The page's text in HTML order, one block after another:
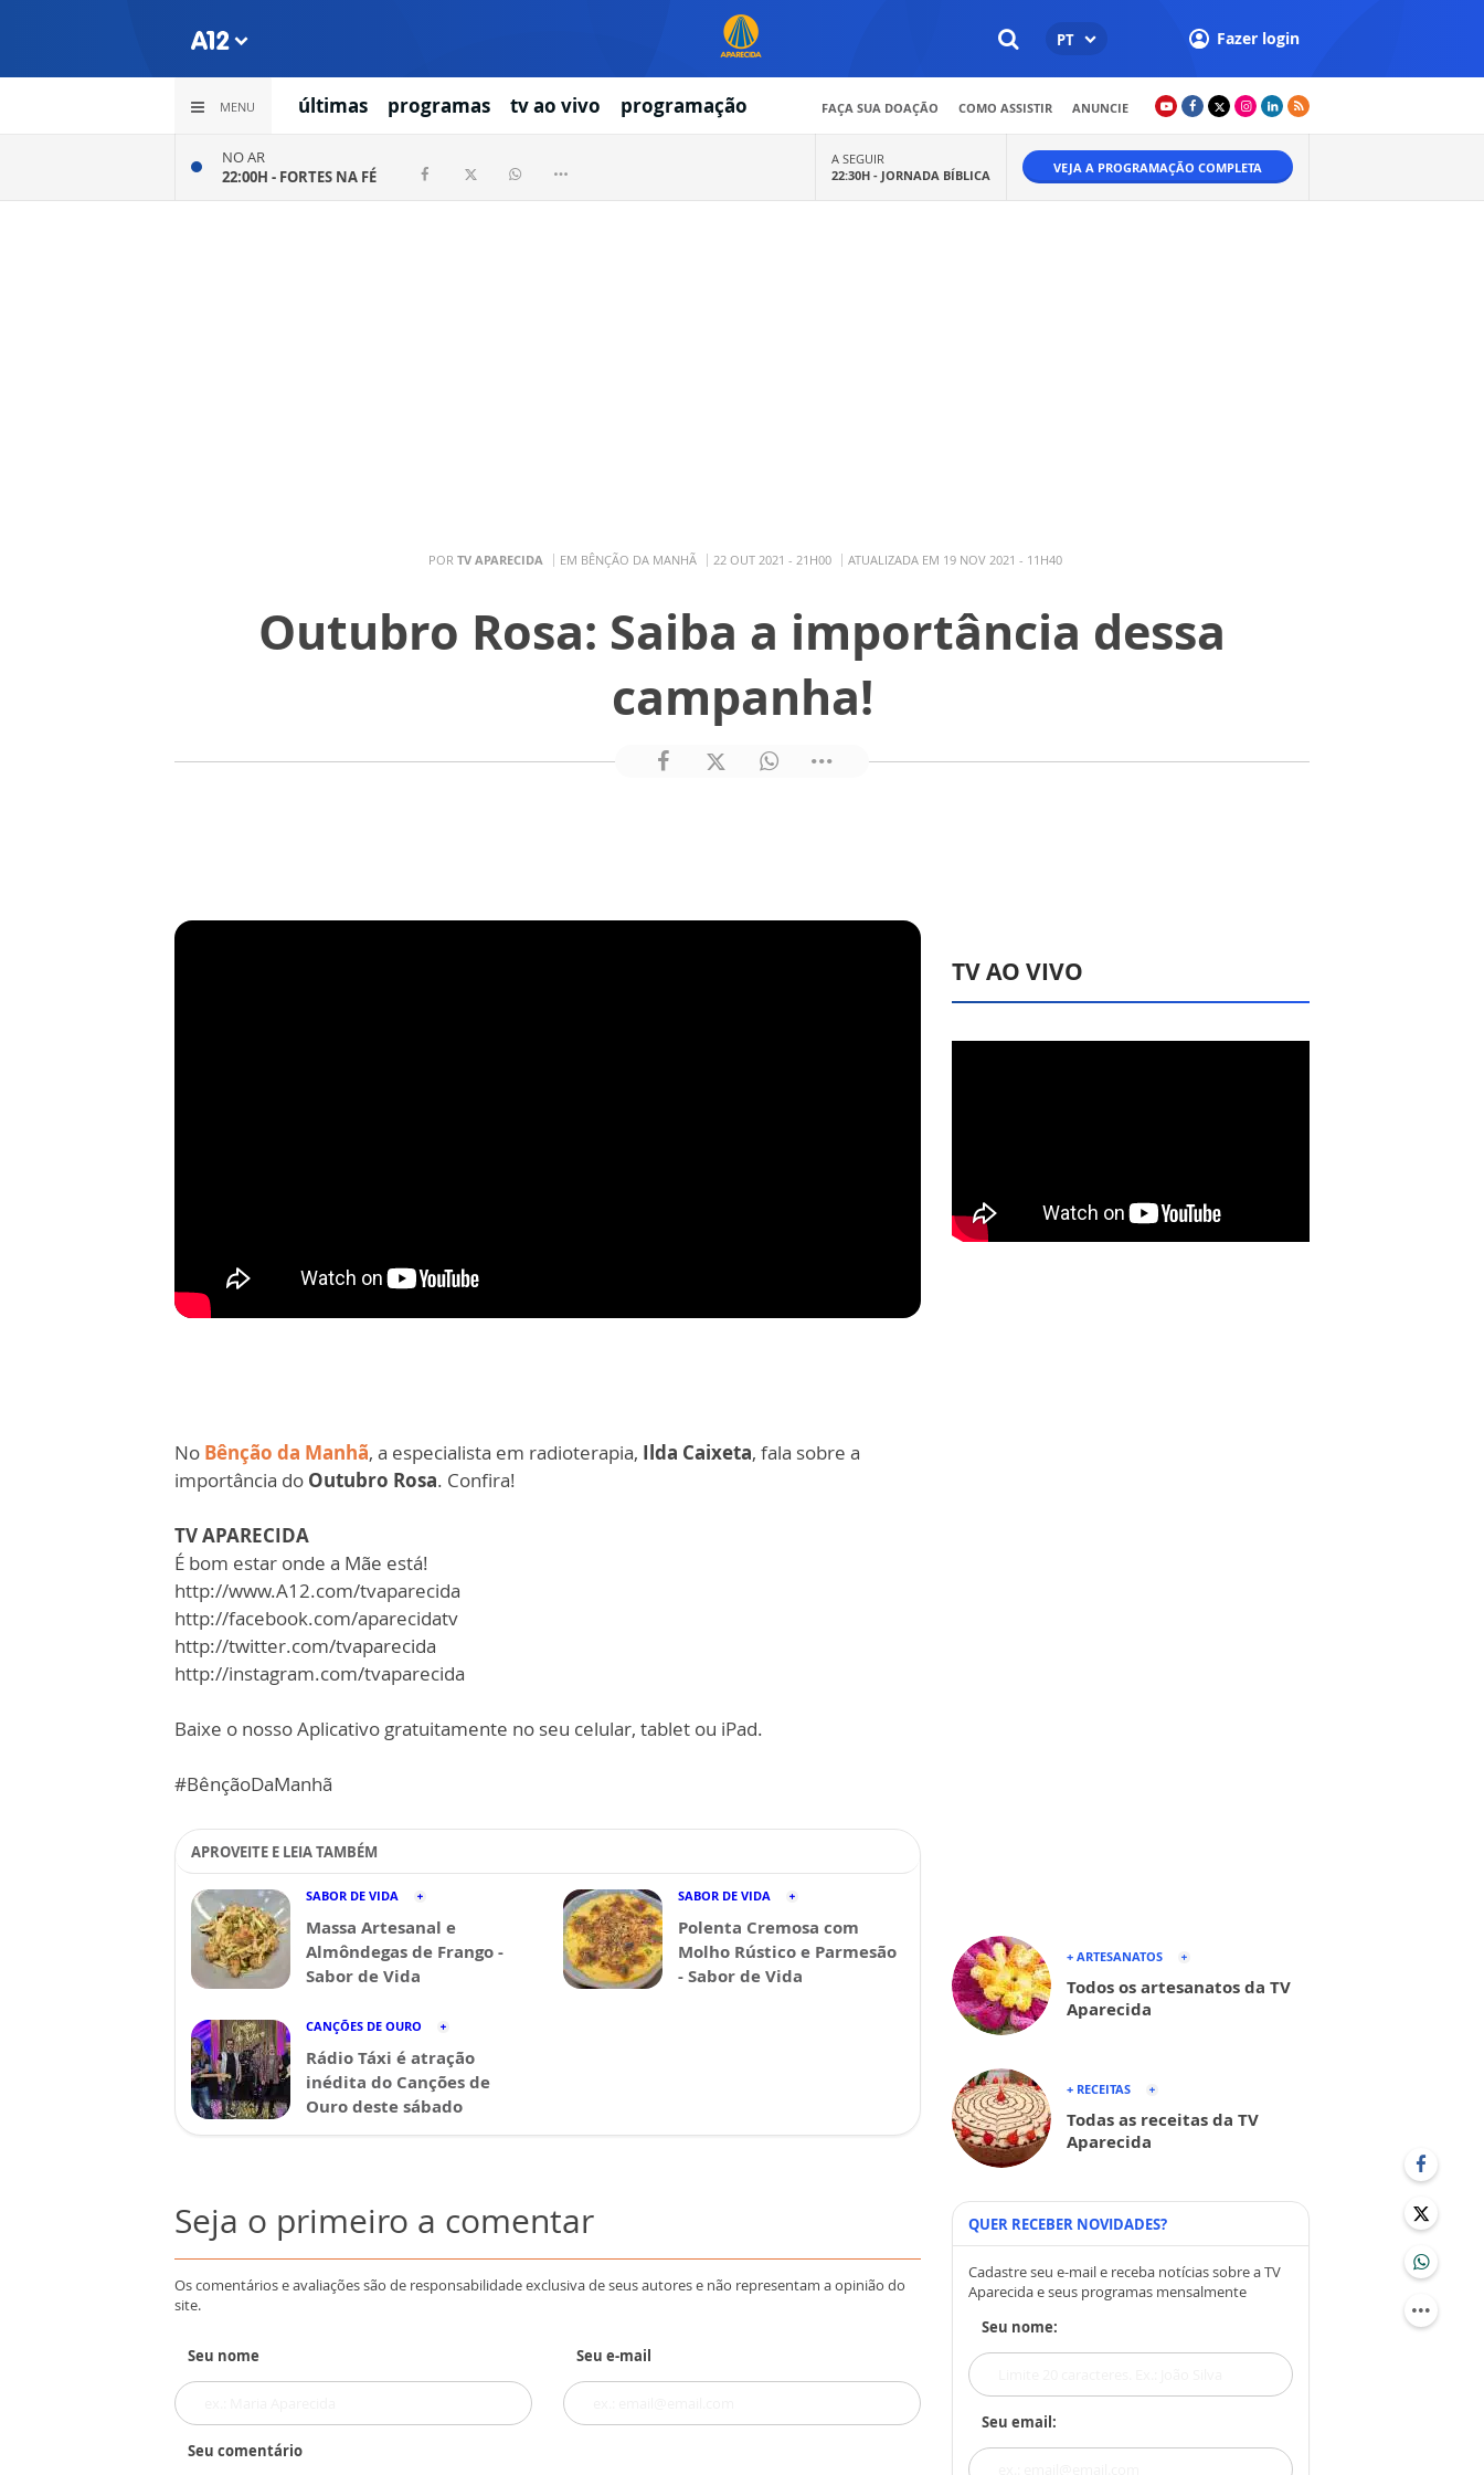
PT Fazer login
MENU últimas programas tv ao vivo programação FAÇA SUA DOAÇÃO COMO ASSISTIR ANUNCIE
NO AR
22:00H - FORTES NA FÉ
A SEGUIR
22:30H - JORNADA BÍBLICA VEJA A PROGRAMAÇÃO COMPLETA
POR TV APARECIDA EM BÊNÇÃO DA MANHÃ 22 OUT 2021 - 21H00 ATUALIZADA EM 19 NOV 2021 - 11H40
Outubro Rosa: Saiba a importância dessa
campanha!
No Bênção da Manhã, a especialista em radioterapia, Ilda Caixeta, fala sobre a
importância do Outubro Rosa. Confira!
TV APARECIDA
É bom estar onde a Mãe está!
http://www.A12.com/tvaparecida
http://facebook.com/aparecidatv
http://twitter.com/tvaparecida
http://instagram.com/tvaparecida
Baixe o nosso Aplicativo gratuitamente no seu celular, tablet ou iPad.
#BênçãoDaManhã
APROVEITE E LEIA TAMBÉM
SABOR DE VIDA
Massa Artesanal e
Almôndegas de Frango -
Sabor de Vida
SABOR DE VIDA
Polenta Cremosa com
Molho Rústico e Parmesão
- Sabor de Vida
CANÇÕES DE OURO
Rádio Táxi é atração
inédita do Canções de
Ouro deste sábado
Seja o primeiro a comentar
Os comentários e avaliações são de responsabilidade exclusiva de seus autores e não representam a opinião do
site.
Seu nome Seu e-mail
Seu comentário
TV AO VIVO
+ ARTESANATOS
Todos os artesanatos da TV
Aparecida
+ RECEITAS
Todas as receitas da TV
Aparecida
QUER RECEBER NOVIDADES?
Cadastre seu e-mail e receba notícias sobre a TV
Aparecida e seus programas mensalmente
Seu nome:
Seu email: